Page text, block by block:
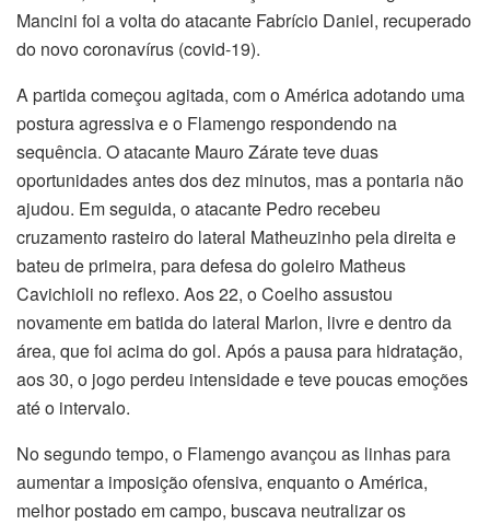
Mancini foi a volta do atacante Fabrício Daniel, recuperado
do novo coronavírus (covid-19).
A partida começou agitada, com o América adotando uma
postura agressiva e o Flamengo respondendo na
sequência. O atacante Mauro Zárate teve duas
oportunidades antes dos dez minutos, mas a pontaria não
ajudou. Em seguida, o atacante Pedro recebeu
cruzamento rasteiro do lateral Matheuzinho pela direita e
bateu de primeira, para defesa do goleiro Matheus
Cavichioli no reflexo. Aos 22, o Coelho assustou
novamente em batida do lateral Marlon, livre e dentro da
área, que foi acima do gol. Após a pausa para hidratação,
aos 30, o jogo perdeu intensidade e teve poucas emoções
até o intervalo.
No segundo tempo, o Flamengo avançou as linhas para
aumentar a imposição ofensiva, enquanto o América,
melhor postado em campo, buscava neutralizar os